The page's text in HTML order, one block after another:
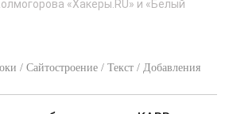
«Хакеры.RU» и «Белый
/ Сайтостроение / Текст / Добавления